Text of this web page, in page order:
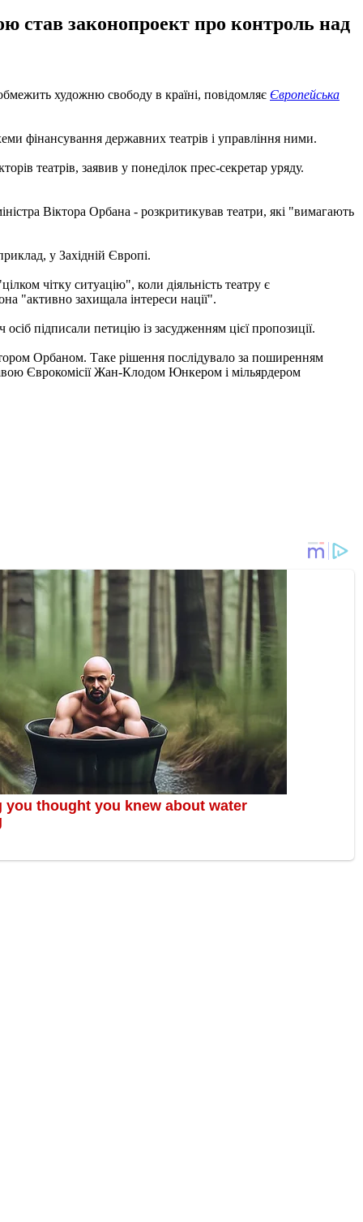
став законопроект про контроль над
художню свободу в країні, повідомляє Європейська
фінансування державних театрів і управління ними.
театрів, заявив у понеділок прес-секретар уряду.
Віктора Орбана - розкритикував театри, які "вимагають
у Західній Європі.
чітку ситуацію", коли діяльність театру є
"активно захищала інтереси нації".
підписали петицію із засудженням цієї пропозиції.
Орбаном. Таке рішення послідувало за поширенням
Єврокомісії Жан-Клодом Юнкером і мільярдером